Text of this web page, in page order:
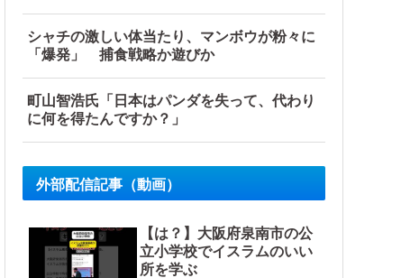
シャチの激しい体当たり、マンボウが粉々に
「爆発」 捕食戦略か遊びか
町山智浩氏「日本はパンダを失って、代わり
に何を得たんですか？」
外部配信記事（動画）
【は？】大阪府泉南市の公
立小学校でイスラムのいい
所を学ぶ